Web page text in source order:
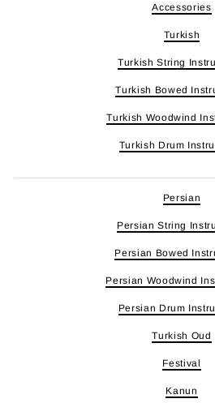
Accessories
Turkish
Turkish String
Turkish Bowed
Turkish Woodwind
Turkish Drum
Persian
Persian String
Persian Bowed
Persian Woodwind
Persian Drum
Turkish Oud
Festival
Kanun